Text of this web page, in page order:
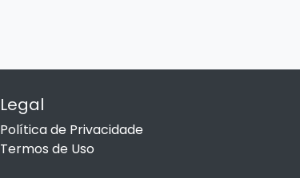
Legal
Política de Privacidade
Termos de Uso